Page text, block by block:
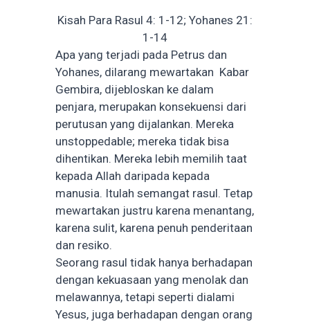
Kisah Para Rasul 4: 1-12; Yohanes 21:
1-14
Apa yang terjadi pada Petrus dan
Yohanes, dilarang mewartakan Kabar
Gembira, dijebloskan ke dalam
penjara, merupakan konsekuensi dari
perutusan yang dijalankan. Mereka
unstoppedable; mereka tidak bisa
dihentikan. Mereka lebih memilih taat
kepada Allah daripada kepada
manusia. Itulah semangat rasul. Tetap
mewartakan justru karena menantang,
karena sulit, karena penuh penderitaan
dan resiko.
Seorang rasul tidak hanya berhadapan
dengan kekuasaan yang menolak dan
melawannya, tetapi seperti dialami
Yesus, juga berhadapan dengan orang